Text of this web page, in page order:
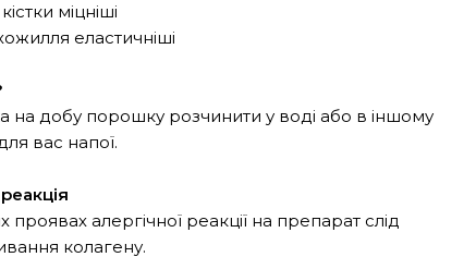
міцніші
еластичніші
на добу порошку розчинити у воді або в іншому
вас напої.
алергічної реакції на препарат слід
колагену.